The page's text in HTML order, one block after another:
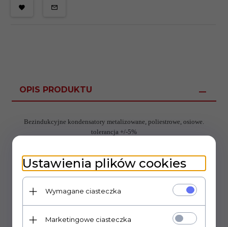
OPIS PRODUKTU
Bezindukcyjne kondensatory metalizowane, poliestrowe, osiowe.
tolerancja +/-5%
Ustawienia plików cookies
Wymagane ciasteczka
Marketingowe ciasteczka